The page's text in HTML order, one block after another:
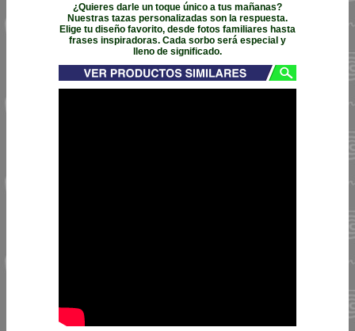
¿Quieres darle un toque único a tus mañanas?
Nuestras tazas personalizadas son la respuesta.
Elige tu diseño favorito, desde fotos familiares hasta
frases inspiradoras. Cada sorbo será especial y
lleno de significado.